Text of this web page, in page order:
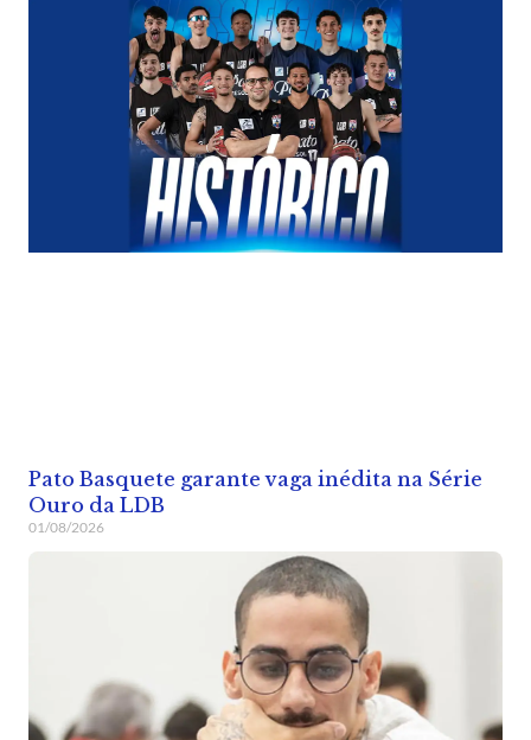
Pato Basquete garante vaga inédita na Série
Ouro da LDB
01/08/2026